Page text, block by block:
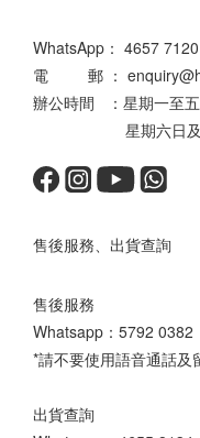
WhatsApp： 4657 7120
電 郵 ：
辦公時間 ：星期一至
星期六日及公
售後服務、出貨查詢
售後服務
Whatsapp： 5792 0382
*請不要使用語音通話及
出貨查詢